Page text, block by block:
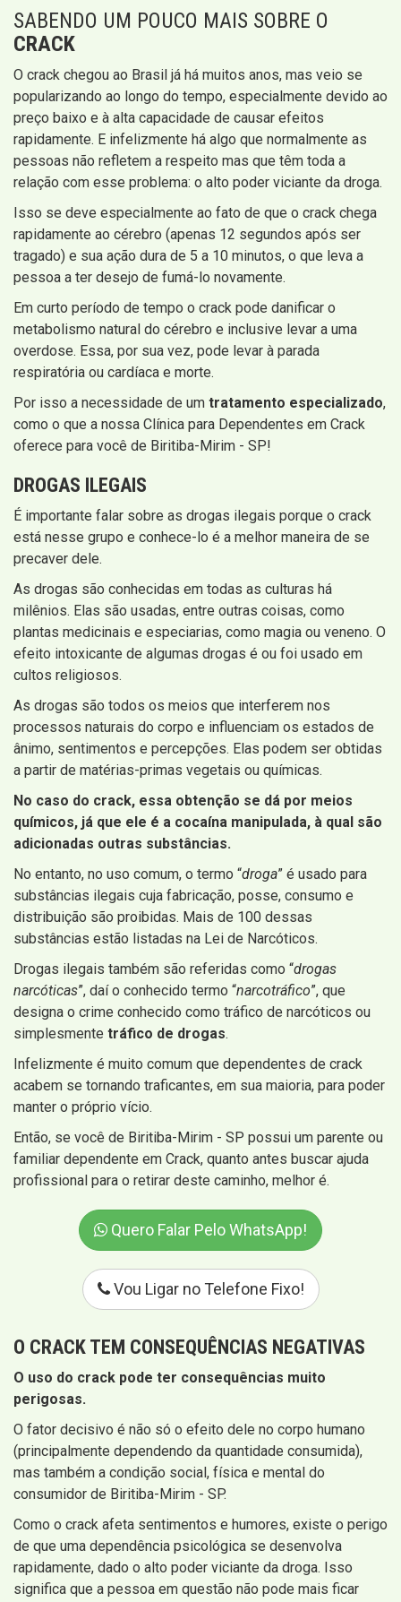
SABENDO UM POUCO MAIS SOBRE O
CRACK
O crack chegou ao Brasil já há muitos anos, mas veio se
popularizando ao longo do tempo, especialmente devido ao
preço baixo e à alta capacidade de causar efeitos
rapidamente. E infelizmente há algo que normalmente as
pessoas não refletem a respeito mas que têm toda a
relação com esse problema: o alto poder viciante da droga.
Isso se deve especialmente ao fato de que o crack chega
rapidamente ao cérebro (apenas 12 segundos após ser
tragado) e sua ação dura de 5 a 10 minutos, o que leva a
pessoa a ter desejo de fumá-lo novamente.
Em curto período de tempo o crack pode danificar o
metabolismo natural do cérebro e inclusive levar a uma
overdose. Essa, por sua vez, pode levar à parada
respiratória ou cardíaca e morte.
Por isso a necessidade de um tratamento especializado,
como o que a nossa Clínica para Dependentes em Crack
oferece para você de Biritiba-Mirim - SP!
DROGAS ILEGAIS
É importante falar sobre as drogas ilegais porque o crack
está nesse grupo e conhece-lo é a melhor maneira de se
precaver dele.
As drogas são conhecidas em todas as culturas há
milênios. Elas são usadas, entre outras coisas, como
plantas medicinais e especiarias, como magia ou veneno. O
efeito intoxicante de algumas drogas é ou foi usado em
cultos religiosos.
As drogas são todos os meios que interferem nos
processos naturais do corpo e influenciam os estados de
ânimo, sentimentos e percepções. Elas podem ser obtidas
a partir de matérias-primas vegetais ou químicas.
No caso do crack, essa obtenção se dá por meios
químicos, já que ele é a cocaína manipulada, à qual são
adicionadas outras substâncias.
No entanto, no uso comum, o termo “droga” é usado para
substâncias ilegais cuja fabricação, posse, consumo e
distribuição são proibidas. Mais de 100 dessas
substâncias estão listadas na Lei de Narcóticos.
Drogas ilegais também são referidas como “drogas
narcóticas”, daí o conhecido termo “narcotráfico”, que
designa o crime conhecido como tráfico de narcóticos ou
simplesmente tráfico de drogas.
Infelizmente é muito comum que dependentes de crack
acabem se tornando traficantes, em sua maioria, para poder
manter o próprio vício.
Então, se você de Biritiba-Mirim - SP possui um parente ou
familiar dependente em Crack, quanto antes buscar ajuda
profissional para o retirar deste caminho, melhor é.
Quero Falar Pelo WhatsApp!
Vou Ligar no Telefone Fixo!
O CRACK TEM CONSEQUÊNCIAS NEGATIVAS
O uso do crack pode ter consequências muito
perigosas.
O fator decisivo é não só o efeito dele no corpo humano
(principalmente dependendo da quantidade consumida),
mas também a condição social, física e mental do
consumidor de Biritiba-Mirim - SP.
Como o crack afeta sentimentos e humores, existe o perigo
de que uma dependência psicológica se desenvolva
rapidamente, dado o alto poder viciante da droga. Isso
significa que a pessoa em questão não pode mais ficar